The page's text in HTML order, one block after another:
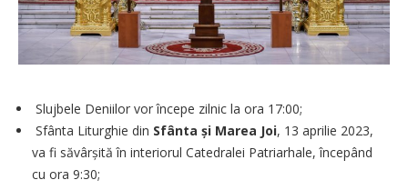
Slujbele Deniilor vor începe zilnic la ora 17:00;
Sfânta Liturghie din Sfânta și Marea Joi, 13 aprilie 2023,
va fi săvârșită în interiorul Catedralei Patriarhale, începând
cu ora 9:30;